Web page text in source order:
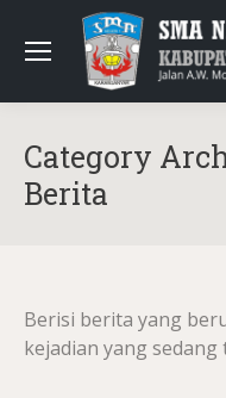
Category
Berita
Berisi berita yang
kejadian yang sedang